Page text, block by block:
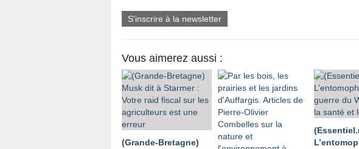
S'inscrire à la newsletter
Vous aimerez aussi :
(Grande-Bretagne)